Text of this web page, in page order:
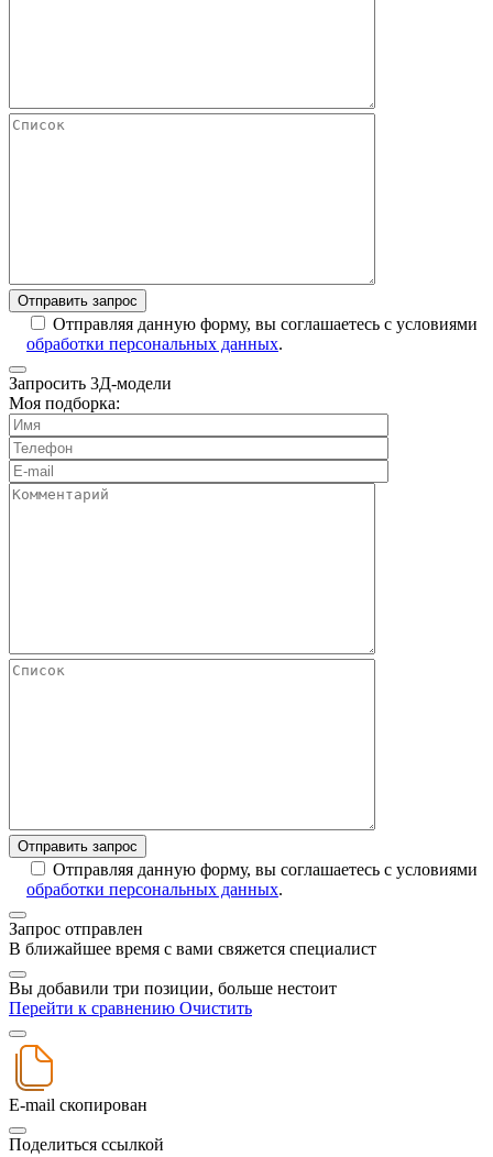
Отправляя данную форму, вы соглашаетесь с условиями
обработки персональных данных.
Запросить 3Д-модели
Моя подборка:
Отправляя данную форму, вы соглашаетесь с условиями
обработки персональных данных.
Запрос отправлен
В ближайшее время с вами свяжется специалист
Вы добавили три позиции, больше нестоит
Перейти к сравнению Очистить
E-mail скопирован
Поделиться ссылкой